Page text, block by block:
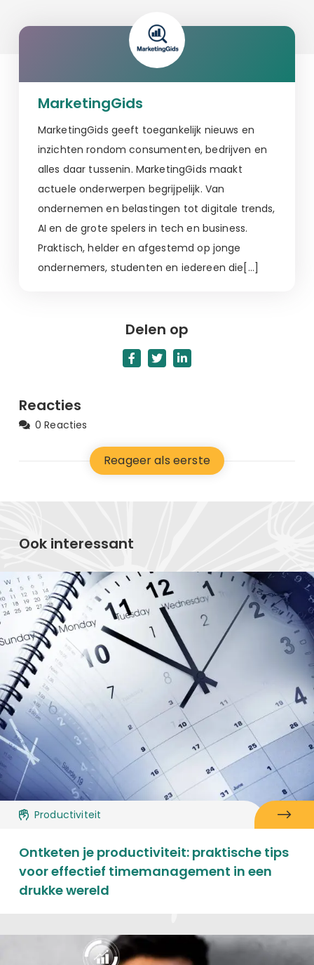
MarketingGids
MarketingGids geeft toegankelijk nieuws en
inzichten rondom consumenten, bedrijven en
alles daar tussenin. MarketingGids maakt
actuele onderwerpen begrijpelijk. Van
ondernemen en belastingen tot digitale trends,
AI en de grote spelers in tech en business.
Praktisch, helder en afgestemd op jonge
ondernemers, studenten en iedereen die[…]
Delen op
Reacties
0 Reacties
Reageer als eerste
Ook interessant
Productiviteit
Ontketen je productiviteit: praktische tips
voor effectief timemanagement in een
drukke wereld